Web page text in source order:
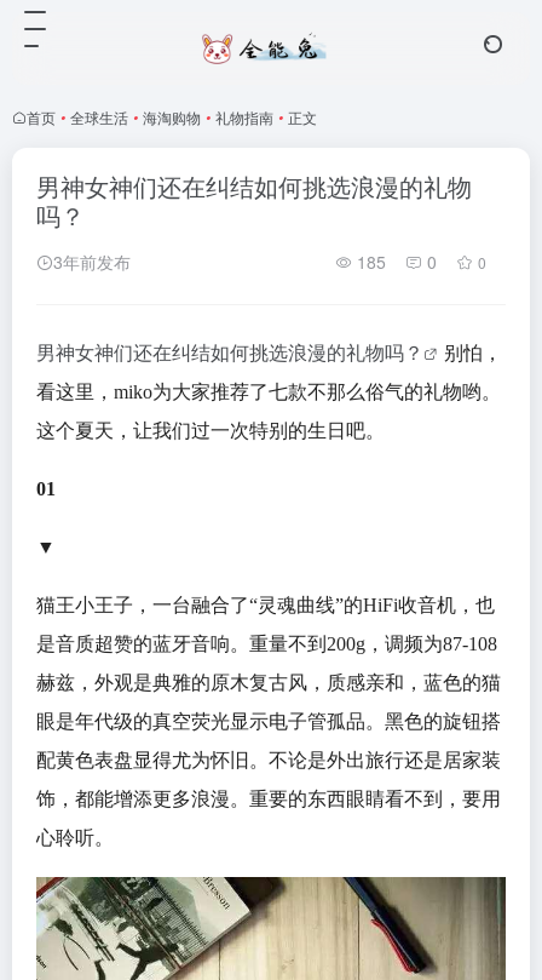
首页 • 全球生活 • 海淘购物 • 礼物指南 • 正文
男神女神们还在纠结如何挑选浪漫的礼物
吗？
3年前发布 185 0 0
男神女神们还在纠结如何挑选浪漫的礼物吗？
别怕，
看这里，miko为大家推荐了七款不那么俗气的礼物哟。
这个夏天，让我们过一次特别的生日吧。
01
▼
猫王小王子，一台融合了“灵魂曲线”的HiFi收音机，也
是音质超赞的蓝牙音响。重量不到200g，调频为87-108
赫兹，外观是典雅的原木复古风，质感亲和，蓝色的猫
眼是年代级的真空荧光显示电子管孤品。黑色的旋钮搭
配黄色表盘显得尤为怀旧。不论是外出旅行还是居家装
饰，都能增添更多浪漫。重要的东西眼睛看不到，要用
心聆听。